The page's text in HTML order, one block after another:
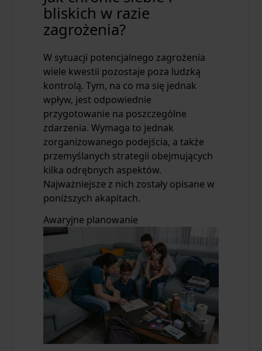
bliskich w razie
zagrożenia?
W sytuacji potencjalnego zagrożenia
wiele kwestii pozostaje poza ludzką
kontrolą. Tym, na co ma się jednak
wpływ, jest odpowiednie
przygotowanie na poszczególne
zdarzenia. Wymaga to jednak
zorganizowanego podejścia, a także
przemyślanych strategii obejmujących
kilka odrębnych aspektów.
Najważniejsze z nich zostały opisane w
poniższych akapitach.
Awaryjne planowanie